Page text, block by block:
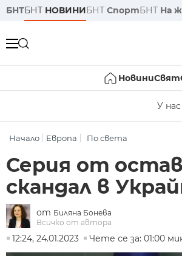
БНТБНТ НОВИНИБНТ СпортБНТ На
НовиниСвят
У нас
Начало Европа По света
Серия от
скандал в
от Биляна Бонева
Всичко от автора
12:24, 24.01.2023
Чете се за: 01:00